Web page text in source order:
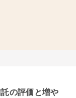
の評価と増や